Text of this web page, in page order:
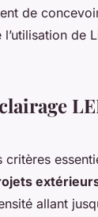
de
de
critères
allant